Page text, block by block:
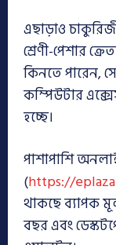
এছাড়াও
শ্রেণী-পেশার
কিনতে পারেন,
কম্পিউটার
হচ্ছে।
পাশাপাশি
(https://
থাকছে ব্যাপক
বছর এবং